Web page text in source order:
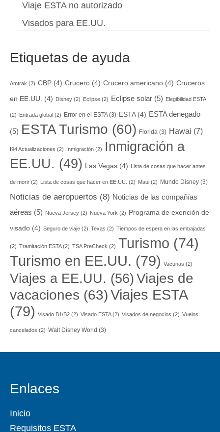
Viaje ESTA no autorizado
Visados para EE.UU.
Etiquetas de ayuda
Amtrak (2) CBP (4) Crucero (4) Crucero americano (4) Cruceros
en EE.UU. (4) Disney (2) Eclipse (2) Eclipse solar (5) Elegibilidad ESTA
(2) Entrada global (2) Error en el ESTA(3) ESTA(4) ESTA denegado
(5) ESTA Turismo (60) Florida (3) Hawai (7)
I94 Actualizaciones (2) Inmigración (2)
Inmigración a
EE.UU. (49) Las Vegas (4) Lista de cosas que hacer antes
de morir (2) Lista de cosas que hacer en EE.UU. (2) Maui (2) Mundo Disney (3)
Noticias de aeropuertos (8) Noticias de las compañías
aéreas (5) Nueva Jersey (2) Nueva York (2) Programa de exención de
visado (4) Seguro de viaje (2) Texas (2) Tiempos de espera en las embajadas
(2) Tramitación ESTA(2) TSA PreCheck (2) Turismo (74)
Turismo en EE.UU. (79) Vacunas (2)
Viajes a EE.UU. (56)Viajes de
vacaciones (63)Viajes ESTA
(79) Visado B1/B2 (2) Visado ESTA(2) Visados de negocios (2) Vuelos
cancelados (2) Walt Disney World (3)
Enlaces
Inicio
Requisitos ESTA